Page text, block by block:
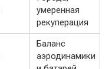
умеренная
рекуперация
Баланс
аэродинамики